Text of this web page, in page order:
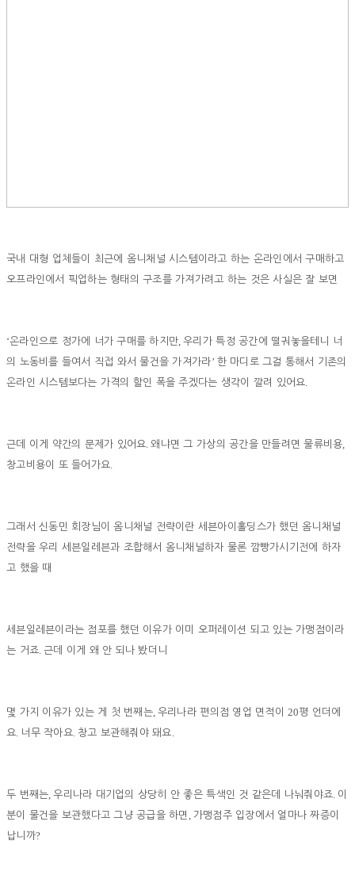
국내 대형 업체들이 최근에 옴니채널 시스템이라고 하는 온라인에서 구매하고
오프라인에서 픽업하는 형태의 구조를 가져가려고 하는 것은 사실은 잘 보면
‘온라인으로 정가에 너가 구매를 하지만,우리가 특정 공간에 떨궈놓을테니 너
의 노동비를 들여서 직접 와서 물건을 가져가라’ 한 마디로 그걸 통해서 기존의
온라인 시스템보다는 가격의 할인 폭을 주겠다는 생각이 깔려 있어요.
근데 이게 약간의 문제가 있어요.왜냐면 그 가상의 공간을 만들려면 물류비용,
창고비용이 또 들어가요.
그래서 신동민 회장님이 옴니채널 전략이란 세븐아이홀딩스가 했던 옴니채널
전략을 우리 세븐일레븐과 조합해서 옴니채널하자 물론 깜빵가시기전에 하자
고 했을 때
세븐일레븐이라는 점포를 했던 이유가 이미 오퍼레이션 되고 있는 가맹점이라
는 거죠.근데 이게 왜 안 되나 봤더니
몇 가지 이유가 있는 게 첫 번째는, 우리나라 편의점 영업 면적이20평 언더에
요. 너무 작아요. 창고 보관해줘야 돼요.
두 번째는,우리나라 대기업의 상당히 안 좋은 특색인 것 같은데 나눠줘야죠. 이
분이 물건을 보관했다고 그냥 공급을 하면 , 가맹점주 입장에서 얼마나 짜증이
납니까?